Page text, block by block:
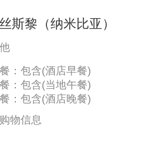
古典外墙搭配现代玻璃穹
度俯瞰城市，夜晚灯光与
史厚重与科技未来感。
大道两侧汇聚新文艺复兴风
铺、艺术画廊与露天咖啡馆
都市风情。
斯黎（纳米比亚）
：包含(酒店早餐)
：包含(当地午餐)
：包含(酒店晚餐)
物信息